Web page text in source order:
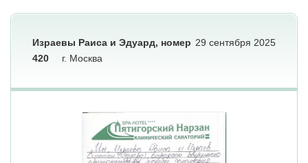
29 сентября 2025
Израевы Раиса и Эдуард, номер
420
г. Москва